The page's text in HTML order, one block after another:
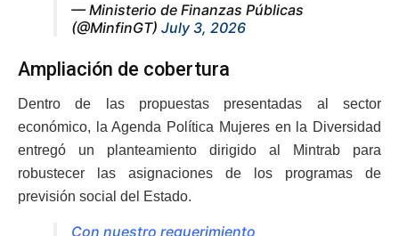
— Ministerio de Finanzas Públicas
(@MinfinGT) July 3, 2026
Ampliación de cobertura
Dentro de las propuestas presentadas al sector
económico, la Agenda Política Mujeres en la Diversidad
entregó un planteamiento dirigido al Mintrab para
robustecer las asignaciones de los programas de
previsión social del Estado.
Con nuestro requerimiento